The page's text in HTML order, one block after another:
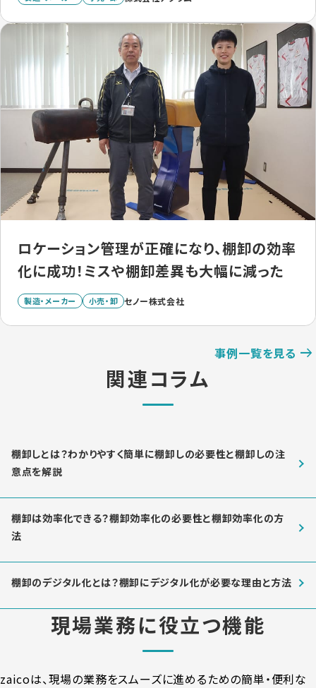
ロケーション管理が正確になり、棚卸の効率
化に成功！ミスや棚卸差異も大幅に減った
製造・メーカー 小売・卸 セノー株式会社
事例一覧を見る
関連コラム
棚卸しとは？わかりやすく簡単に棚卸しの必要性と棚卸しの注
意点を解説
棚卸は効率化できる？棚卸効率化の必要性と棚卸効率化の方
法
棚卸のデジタル化とは？棚卸にデジタル化が必要な理由と方法
現場業務に役立つ機能
zaicoは、現場の業務をスムーズに進めるための簡単・便利な